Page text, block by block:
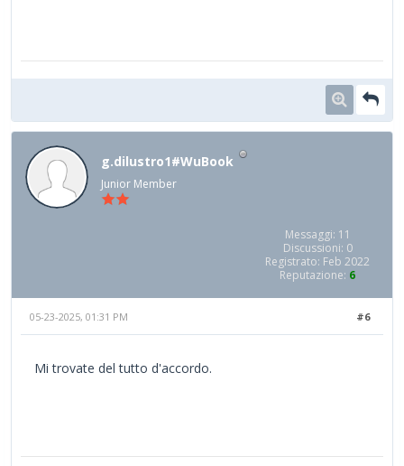
g.dilustro1#WuBook
Junior Member
Messaggi: 11
Discussioni: 0
Registrato: Feb 2022
Reputazione: 6
#6
05-23-2025, 01:31 PM
Mi trovate del tutto d'accordo.